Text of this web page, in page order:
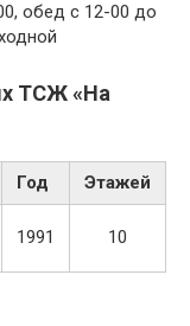
обед с 12-00 до
ТСЖ «На
Год
Этажей
1991 10